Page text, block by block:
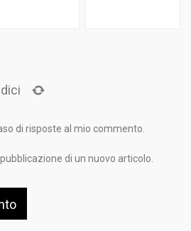
di risposte al mio commento.
di un nuovo articolo.